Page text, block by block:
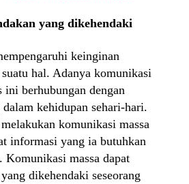
yang dikehendaki
keinginan
hal. Adanya komunikasi
ini berhubungan dengan
dalam kehidupan sehari-hari.
komunikasi massa
informasi yang ia butuhkan
Komunikasi massa dapat
dikehendaki seseorang